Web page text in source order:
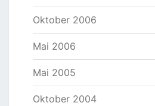
Oktober 2006
Mai 2006
Mai 2005
Oktober 2004